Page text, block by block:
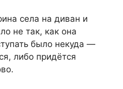
села на диван и
не так, как она
было некуда —
либо придётся